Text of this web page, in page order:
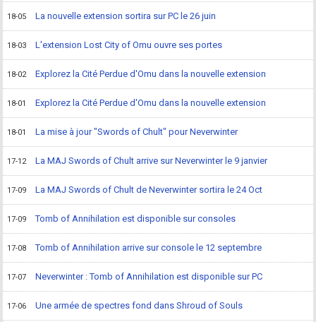
18-05 La nouvelle extension sortira sur PC le 26 juin
18-03 L'extension Lost City of Omu ouvre ses portes
18-02 Explorez la Cité Perdue d'Omu dans la nouvelle extension
18-01 Explorez la Cité Perdue d'Omu dans la nouvelle extension
18-01 La mise à jour "Swords of Chult" pour Neverwinter
17-12 La MAJ Swords of Chult arrive sur Neverwinter le 9 janvier
17-09 La MAJ Swords of Chult de Neverwinter sortira le 24 Oct
17-09 Tomb of Annihilation est disponible sur consoles
17-08 Tomb of Annihilation arrive sur console le 12 septembre
17-07 Neverwinter : Tomb of Annihilation est disponible sur PC
17-06 Une armée de spectres fond dans Shroud of Souls